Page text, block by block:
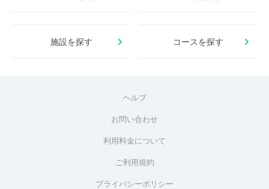
施設を探す コースを探す
ヘルプ
お問い合わせ
利用料金について
ご利用規約
プライバシーポリシー